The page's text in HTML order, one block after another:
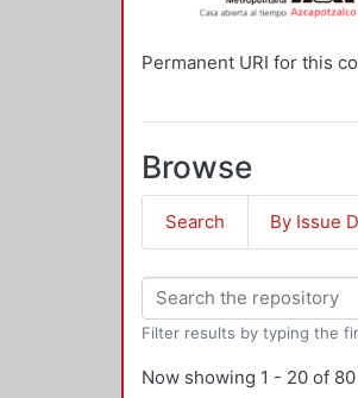
Permanent URI for this
Browse
Search By Issue
Filter results by typing the
Now showing 1 - 20 of 80